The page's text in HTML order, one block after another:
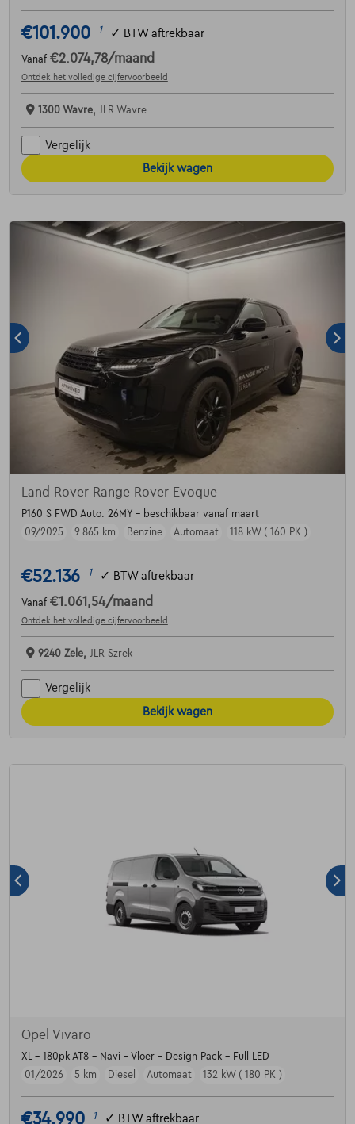
€101.900 1 ✓ BTW aftrekbaar
Vanaf €2.074,78/maand
Ontdek het volledige cijfervoorbeeld
1300 Wavre, JLR Wavre
Vergelijk
Bekijk wagen
Land Rover Range Rover Evoque
P160 S FWD Auto. 26MY - beschikbaar vanaf maart
09/2025
9.865 km Benzine Automaat 118 kW ( 160 PK )
€52.136 1 ✓ BTW aftrekbaar
Vanaf €1.061,54/maand
Ontdek het volledige cijfervoorbeeld
9240 Zele, JLR Szrek
Vergelijk
Bekijk wagen
Opel Vivaro
XL - 180pk AT8 - Navi - Vloer - Design Pack - Full LED
01/2026
5 km Diesel Automaat 132 kW ( 180 PK )
€34.990 1 ✓ BTW aftrekbaar